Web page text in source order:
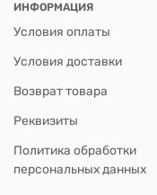
ИНФОРМАЦИЯ
Условия оплаты
Условия доставки
Возврат товара
Реквизиты
Политика обработки
персональных данных